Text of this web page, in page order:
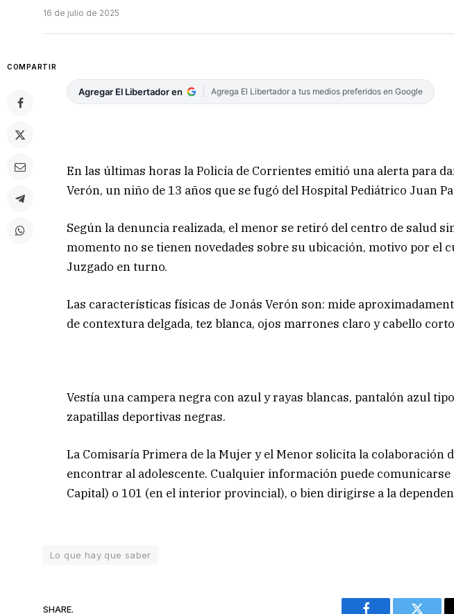
16 de julio de 2025
COMPARTIR
Agregar El Libertador en Agrega El Libertador a tus medios preferidos en Google
En las últimas horas la Policía de Corrientes emitió una alerta para
Verón, un niño de 13 años que se fugó del Hospital Pediátrico Juan
Según la denuncia realizada, el menor se retiró del centro de salud
momento no se tienen novedades sobre su ubicación, motivo por el
Juzgado en turno.
Las características físicas de Jonás Verón son: mide
de contextura delgada, tez blanca, ojos marrones claro y cabello
Vestía una campera negra con azul y rayas blancas, pantalón azul
zapatillas deportivas negras.
La Comisaría Primera de la Mujer y el Menor solicita la colaboración
encontrar al adolescente. Cualquier información puede comunicarse
Capital) o 101 (en el interior provincial), o bien dirigirse a la
Lo que hay que saber
SHARE.